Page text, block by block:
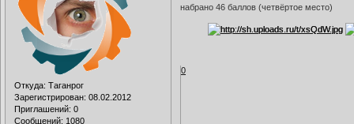
Откуда: Таганрог
Зарегистрирован: 08.02.2012
Приглашений: 0
Сообщений: 1080
набрано 46 баллов (четвёртое место)
0